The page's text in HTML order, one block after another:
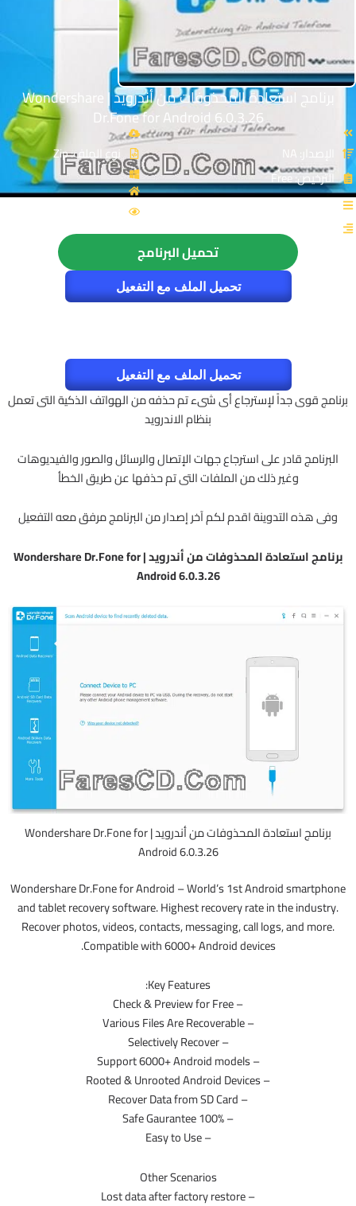
برنامج استعادة المحذوفات من أندرويد | Wondershare
Dr.Fone for Android 6.0.3.26
الإصدار: NA
الترخيص: Free
نوع الملف: Zip
تحميل البرنامج
تحميل الملف مع التفعيل
تحميل الملف مع التفعيل
برنامج قوى جداً لإسترجاع أى شىء تم حذفه من الهواتف الذكية التى تعمل
بنظام الاندرويد
البرنامج قادر على استرجاع جهات الإتصال والرسائل والصور والفيديوهات
وغير ذلك من الملفات التى تم حذفها عن طريق الخطأ
وفى هذه التدوينة اقدم لكم آخر إصدار من البرنامج مرفق معه التفعيل
برنامج استعادة المحذوفات من أندرويد | Wondershare Dr.Fone for
Android 6.0.3.26
برنامج استعادة المحذوفات من أندرويد | Wondershare Dr.Fone for
Android 6.0.3.26
Wondershare Dr.Fone for Android – World’s 1st Android smartphone
and tablet recovery software. Highest recovery rate in the industry.
Recover photos, videos, contacts, messaging, call logs, and more.
Compatible with 6000+ Android devices.
Key Features:
– Check & Preview for Free
– Various Files Are Recoverable
– Selectively Recover
– Support 6000+ Android models
– Rooted & Unrooted Android Devices
– Recover Data from SD Card
– 100% Safe Gaurantee
– Easy to Use
Other Scenarios
– Lost data after factory restore